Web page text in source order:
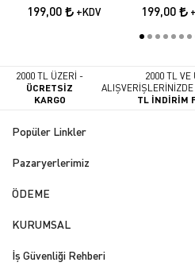
199,00 +KDV 199,00
2000 TL ÜZERİ -
ÜCRETSİZ
KARGO
2000 TL VE
TL İNDİRİM
Popüler Linkler
Pazaryerlerimiz
ÖDEME
KURUMSAL
İş Güvenliği Rehberi